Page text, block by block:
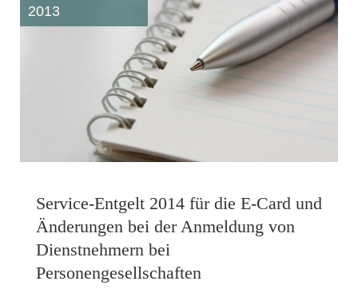
2013
Service-Entgelt 2014 für die E-Card und
Änderungen bei der Anmeldung von
Dienstnehmern bei
Personengesellschaften